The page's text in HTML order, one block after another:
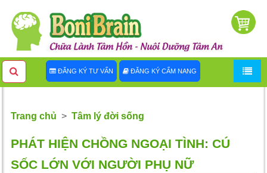
ĐĂNG KÝ TƯ VẤN ĐĂNG KÝ CẨM NANG
Trang chủ Tâm lý đời sống
PHÁT HIỆN CHỒNG NGOẠI TÌNH: CÚ
SỐC LỚN VỚI NGƯỜI PHỤ NỮ